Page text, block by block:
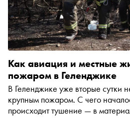
Как авиация и местные
пожаром в Геленджике
В Геленджике уже вторые сутки
крупным пожаром. С чего
происходит тушение — в